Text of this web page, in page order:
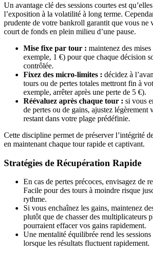
Un avantage clé des sessions courtes est
l’exposition à la volatilité à long terme.
prudente de votre bankroll garantit que vous ne
court de fonds en plein milieu d’une pause.
Mise fixe par tour : maintenez des
exemple, 1 €) pour que chaque décision
contrôlée.
Fixez des micro‑limites : décidez à
tours ou de pertes totales mettront fin à
exemple, arrêter après une perte de 5 €).
Réévaluez après chaque tour : si vous
de pertes ou de gains, ajustez légèrement
restant dans votre plage prédéfinie.
Cette discipline permet de préserver l’intégrité
en maintenant chaque tour rapide et captivant.
Stratégies de Récupération Rapide
En cas de pertes précoces, envisagez de
Facile pour des tours à moindre risque
rythme.
Si vous enchaînez les gains, maintenez
plutôt que de chasser des multiplicateurs
pourraient effacer vos gains rapidement.
Une mentalité équilibrée rend les sessions
lorsque les résultats fluctuent rapidement.